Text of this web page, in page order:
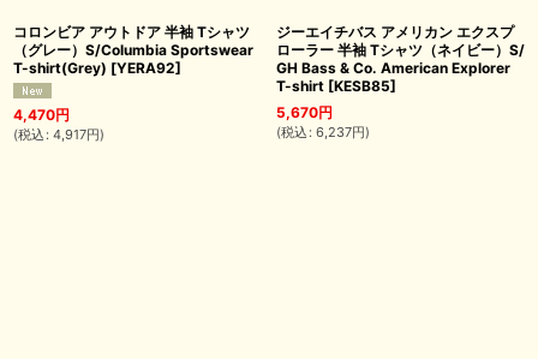
コロンビア アウトドア 半袖 Tシャツ
（グレー）S/Columbia Sportswear
T-shirt(Grey) [YERA92]
4,470円
(税込 : 4,917円)
ジーエイチバス アメリカン エクスプ
ローラー 半袖 Tシャツ（ネイビー）S/
GH Bass & Co. American Explorer
T-shirt [KESB85]
5,670円
(税込 : 6,237円)